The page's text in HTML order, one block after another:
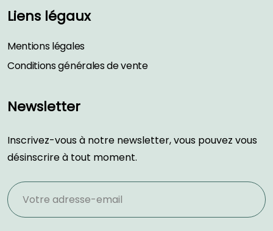
Liens légaux
Mentions légales
Conditions générales de vente
Newsletter
Inscrivez-vous à notre newsletter, vous pouvez vous
désinscrire à tout moment.